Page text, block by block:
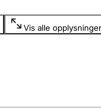
Vis alle opplysninger